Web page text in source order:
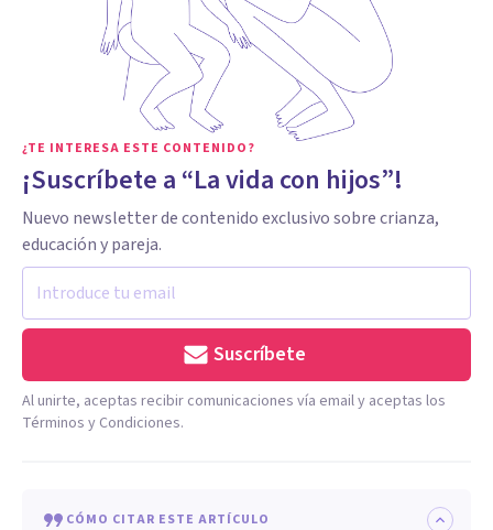
¿TE INTERESA ESTE CONTENIDO?
¡Suscríbete a “La vida con hijos”!
Nuevo newsletter de contenido exclusivo sobre crianza,
educación y pareja.
Suscríbete
Al unirte, aceptas recibir comunicaciones vía email y aceptas los
Términos y Condiciones.
CÓMO CITAR ESTE ARTÍCULO